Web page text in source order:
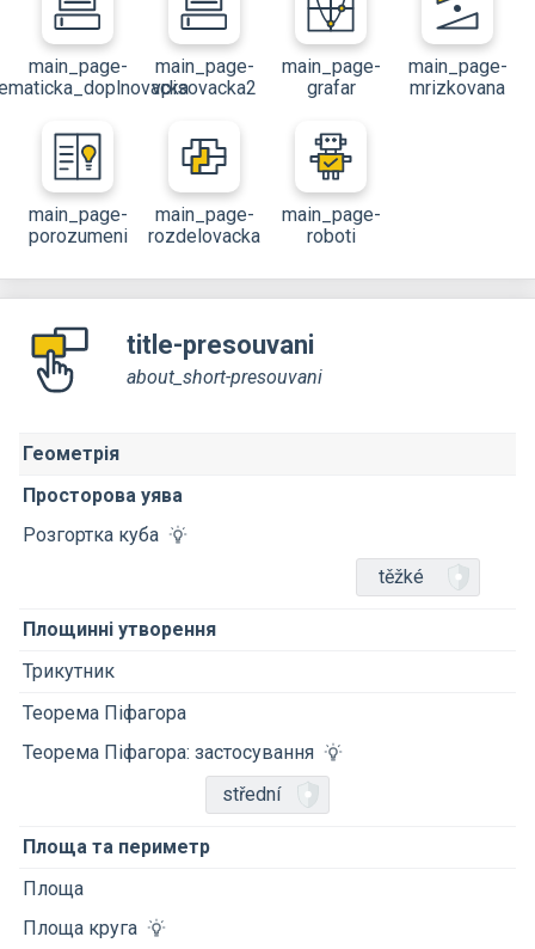
main_page-
main_page-
vpisovacka2
main_page-
grafar
main_page-
mrizkovana
main_page-
porozumeni
main_page-
rozdelovacka
main_page-
roboti
title-presouvani
about_short-presouvani
Геометрія
Просторова уява
Розгортка куба
těžké
Площинні утворення
Трикутник
Теорема Піфагора
Теорема Піфагора: застосування
střední
Площа та периметр
Площа
Площа круга